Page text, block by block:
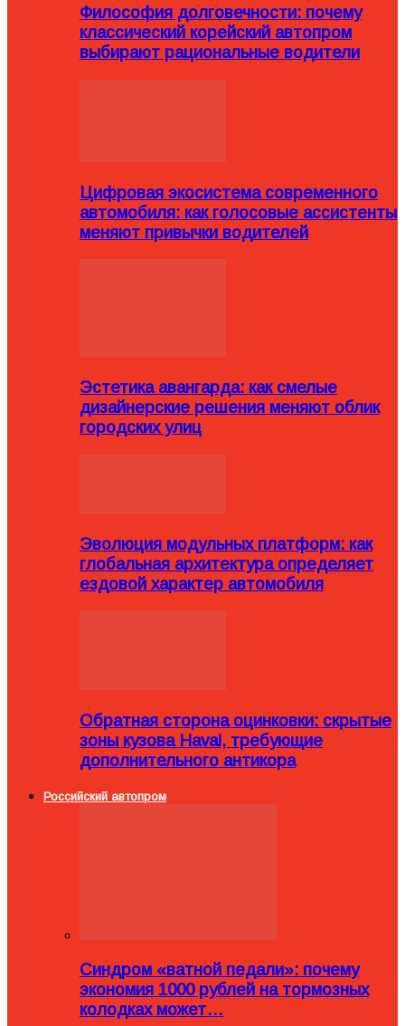
Философия долговечности: почему
классический корейский автопром
выбирают рациональные водители
Цифровая экосистема современного
автомобиля: как голосовые ассистенты
меняют привычки водителей
Эстетика авангарда: как смелые
дизайнерские решения меняют облик
городских улиц
Эволюция модульных платформ: как
глобальная архитектура определяет
ездовой характер автомобиля
Обратная сторона оцинковки: скрытые
зоны кузова Haval, требующие
дополнительного антикора
Российский автопром
Синдром «ватной педали»: почему
экономия 1000 рублей на тормозных
колодках может…